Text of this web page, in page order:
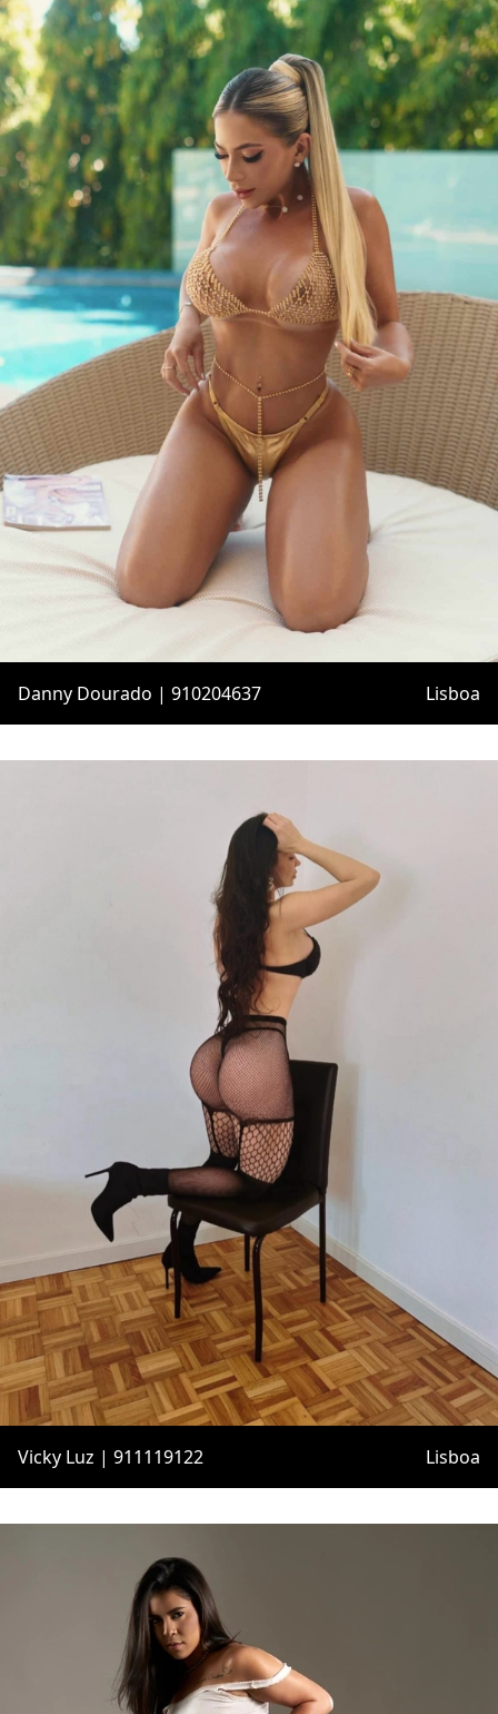
Danny Dourado | 910204637 Lisboa
Vicky Luz | 911119122 Lisboa